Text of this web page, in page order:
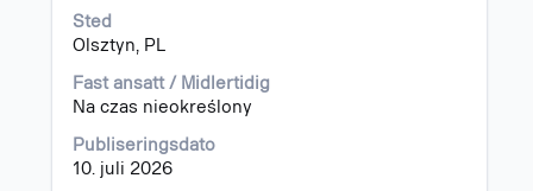
av
18
Sted
Olsztyn, PL
Fast ansatt / Midlertidig
Na czas nieokreślony
Publiseringsdato
10. juli 2026
mellomromstasten
for
vise
det
innholdet